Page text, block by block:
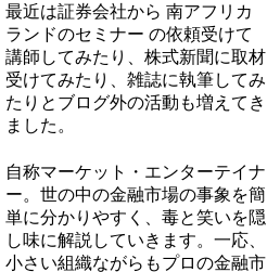
最近は証券会社から 南アフリカ
ランドのセミナー の依頼受けて
講師してみたり、株式新聞に取材
受けてみたり、雑誌に執筆してみ
たりとブログ外の活動も増えてき
ました。
自称マーケット・エンターテイナ
ー。世の中の金融市場の事象を簡
単に分かりやすく、毒と笑いを隠
し味に解説していきます。一応、
小さい組織ながらもプロの金融市